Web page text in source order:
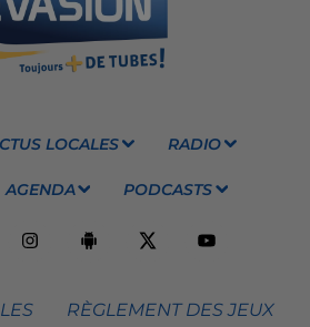
LOCALES RADIO
AGENDA PODCASTS
RÈGLEMENT DES JEUX